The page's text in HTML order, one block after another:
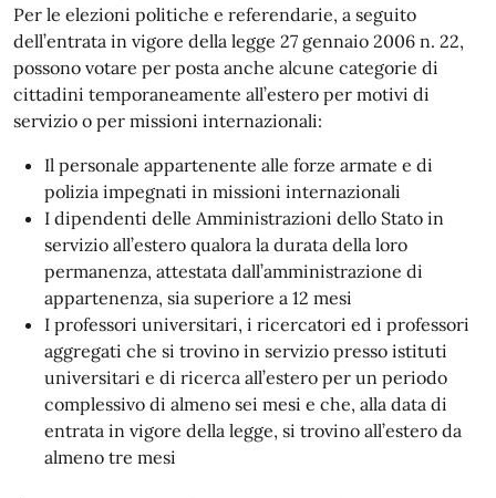
Per le elezioni politiche e referendarie, a seguito
dell’entrata in vigore della legge 27 gennaio 2006 n. 22,
possono votare per posta anche alcune categorie di
cittadini temporaneamente all’estero per motivi di
servizio o per missioni internazionali:
Il personale appartenente alle forze armate e di
polizia impegnati in missioni internazionali
I dipendenti delle Amministrazioni dello Stato in
servizio all’estero qualora la durata della loro
permanenza, attestata dall’amministrazione di
appartenenza, sia superiore a 12 mesi
I professori universitari, i ricercatori ed i professori
aggregati che si trovino in servizio presso istituti
universitari e di ricerca all’estero per un periodo
complessivo di almeno sei mesi e che, alla data di
entrata in vigore della legge, si trovino all’estero da
almeno tre mesi